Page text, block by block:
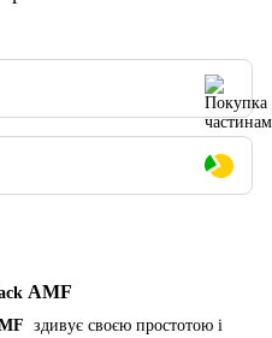
AMF
здивує своєю простотою і